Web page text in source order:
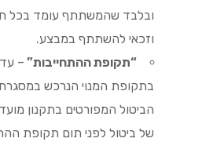
ובלבד שהמשתתף עומד בכל
וזכאי להשתתף במבצע.
“תקופת ההתחייבות”
בתקופת המנוי הנרכש
הביטול המפורטים בתקנון
של ביטול לפני תום תקופת